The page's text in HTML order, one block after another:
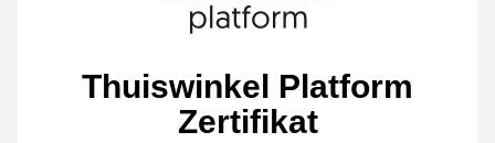
Thuiswinkel Platform
Zertifikat